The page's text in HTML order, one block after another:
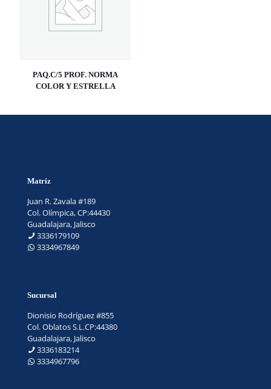
PAQ.C/5 PROF. NORMA
COLOR Y ESTRELLA
Matríz
Juan R. Zavala #189
Col. Olímpica, CP:44430
Guadalajara, Jalisco
3336179109
3334967849
Sucursal
Dionisio Rodríguez #855
Col. Oblatos S.L.CP:44380
Guadalajara, Jalisco
3336183214
3334967796